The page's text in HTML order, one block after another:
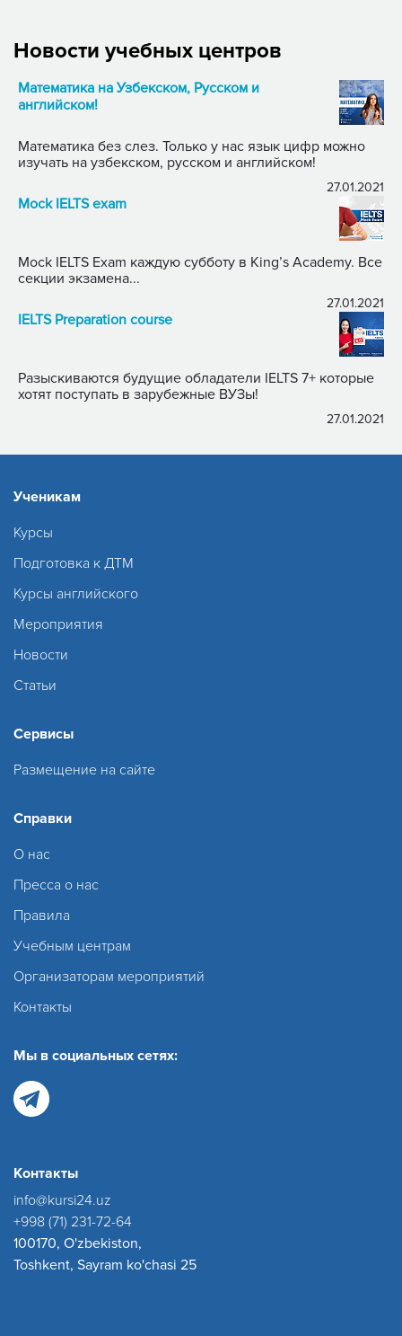
Новости учебных центров
Математика на Узбекском, Русском и
английском!
Математика без слез. Только у нас язык цифр можно
изучать на узбекском, русском и английском!
27.01.2021
Mock IELTS exam
Mock IELTS Exam каждую субботу в King’s Academy. Все
секции экзамена...
27.01.2021
IELTS Preparation course
Разыскиваются будущие обладатели IELTS 7+ которые
хотят поступать в зарубежные ВУЗы!
27.01.2021
Ученикам
Курсы
Подготовка к ДТМ
Курсы английского
Мероприятия
Новости
Статьи
Сервисы
Размещение на сайте
Справки
О нас
Пресса о нас
Правила
Учебным центрам
Организаторам мероприятий
Контакты
Мы в социальных сетях:
Контакты
info@kursi24.uz
+998 (71) 231-72-64
100170, O'zbekiston,
Toshkent, Sayram ko'chasi 25